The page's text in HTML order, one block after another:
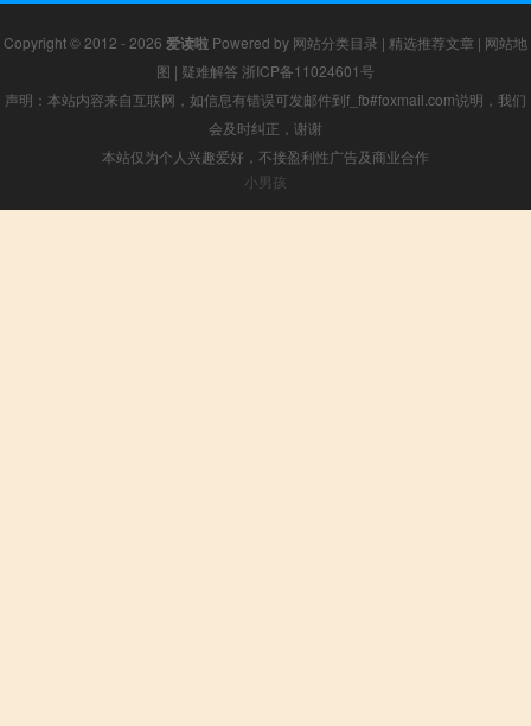
Copyright © 2012 - 2026 爱读啦 Powered by 网站分类目录 | 精选推荐文章 | 网站地
图 | 疑难解答 浙ICP备11024601号
声明：本站内容来自互联网，如信息有错误可发邮件到f_fb#foxmail.com说明，我们
会及时纠正，谢谢
本站仅为个人兴趣爱好，不接盈利性广告及商业合作
小男孩